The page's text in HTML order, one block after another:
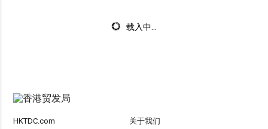
载入中...
HKTDC.com 关于我们